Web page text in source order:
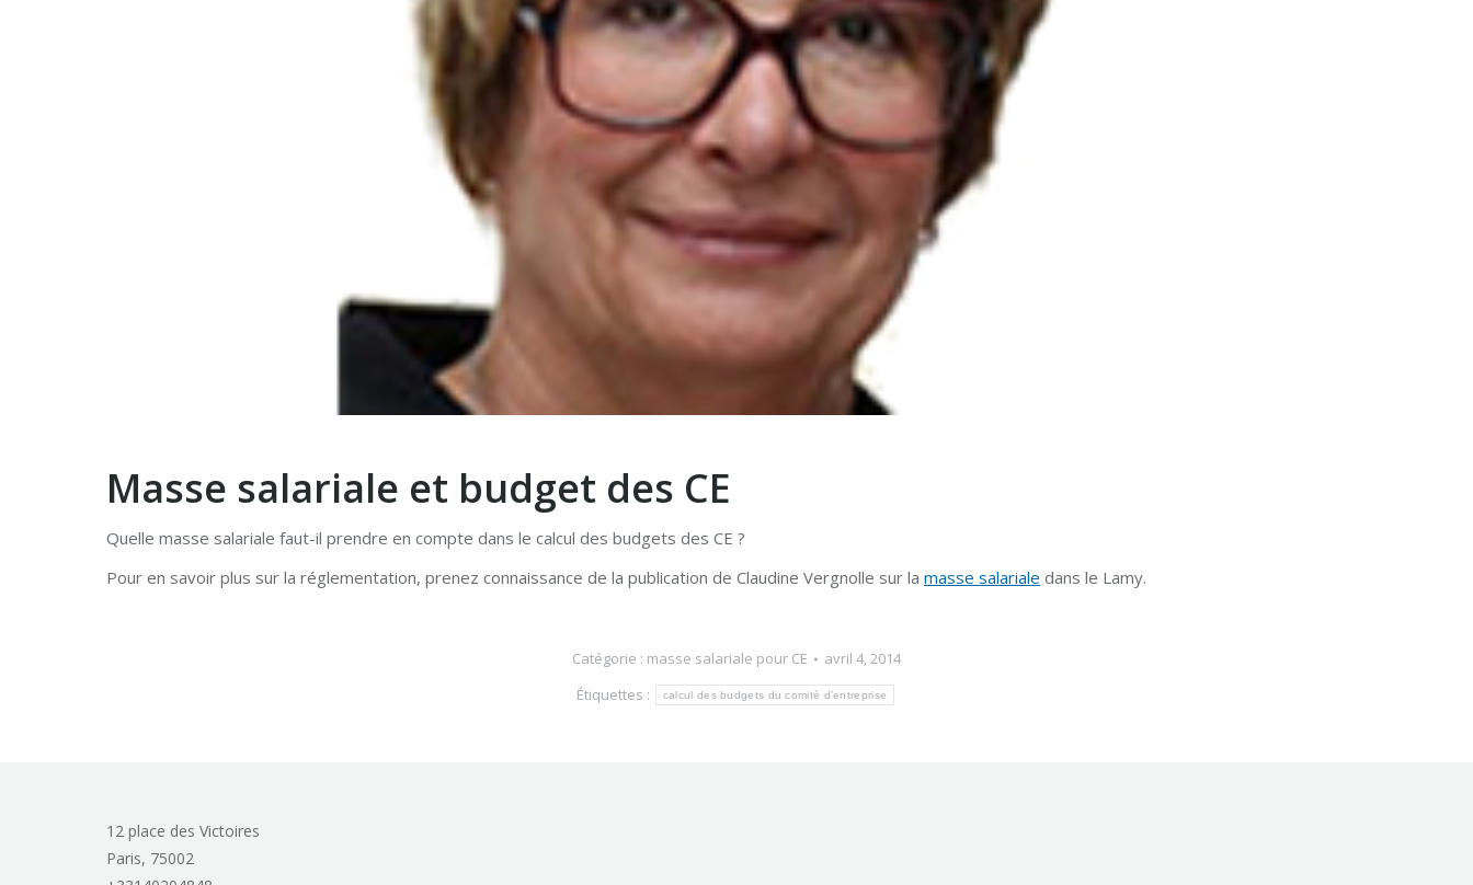
Masse salariale et budget des CE
Quelle masse salariale faut-il prendre en compte dans le calcul des budgets des CE ?
Pour en savoir plus sur la réglementation, prenez connaissance de la publication de Claudine Vergnolle sur la masse salariale dans le Lamy.
Catégorie : masse salariale pour CE
avril 4, 2014
Étiquettes :
calcul des budgets du comité d’entreprise
12 place des Victoires
Paris, 75002